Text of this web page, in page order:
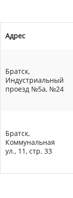
Адрес
Братск,
Индустриальный
проезд №5а, №24
Братск,
Коммунальная
ул., 11, стр. 33